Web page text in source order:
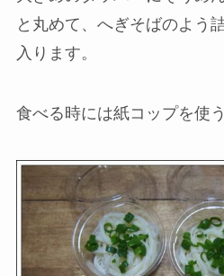
と丸めて、へぎそばのよう
入ります。
食べる時には紙コップを使